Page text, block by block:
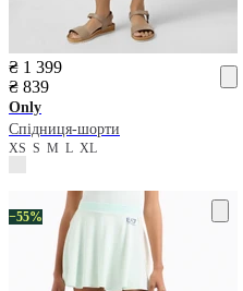
₴ 1 399
₴ 839
Only
Спідниця-шорти
XS S M L XL
−55%